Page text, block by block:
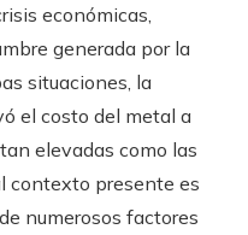
económicas,
generada por la
situaciones, la
el costo del metal a
elevadas como las
contexto presente es
numerosos factores